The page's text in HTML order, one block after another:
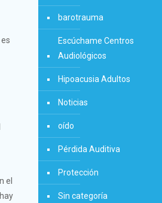
el
barotrauma
Escúchame Centros
Audiológicos
Hipoacusia Adultos
Noticias
oído
Pérdida Auditiva
Protección
Sin categoría